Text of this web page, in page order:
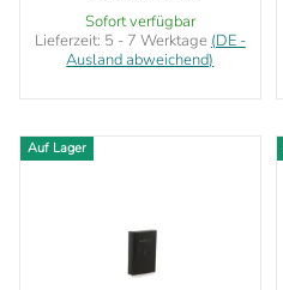
Sofort verfügbar
Lieferzeit: 5 - 7 Werktage (DE -
Ausland abweichend)
Auf Lager